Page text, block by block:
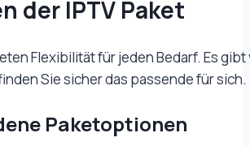
der IPTV Paket
Flexibilität für jeden Bedarf. Es
Sie sicher das passende für sich.
Paketoptionen